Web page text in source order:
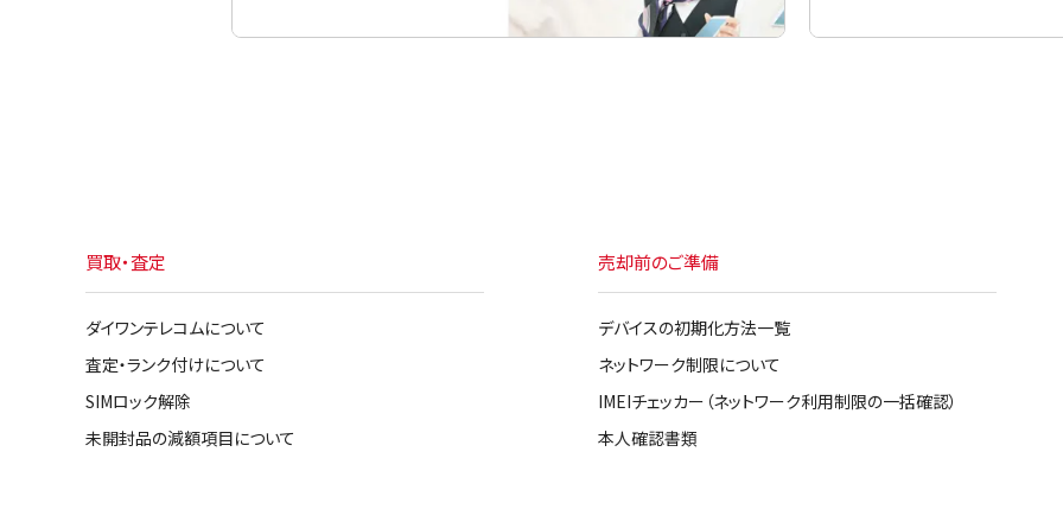
買取・査定
ダイワンテレコムについて
査定・ランク付けについて
SIMロック解除
未開封品の減額項目について
売却前のご準備
デバイスの初期化方法一覧
ネットワーク制限について
IMEIチェッカー（ネットワーク利用制限の一括確認）
本人確認書類